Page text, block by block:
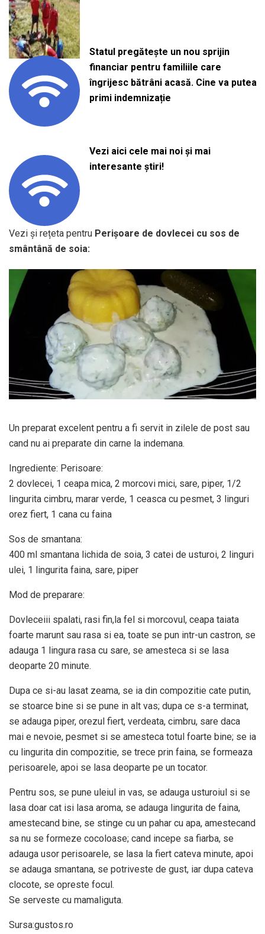
Statul pregătește un nou sprijin
financiar pentru familiile care
îngrijesc bătrâni acasă. Cine va putea
primi indemnizație
Vezi aici cele mai noi și mai
interesante știri!
Vezi și rețeta pentru Perișoare de dovlecei cu sos de
smântână de soia:
Un preparat excelent pentru a fi servit in zilele de post sau
cand nu ai preparate din carne la indemana.
Ingrediente: Perisoare:
2 dovlecei, 1 ceapa mica, 2 morcovi mici, sare, piper, 1/2
lingurita cimbru, marar verde, 1 ceasca cu pesmet, 3 linguri
orez fiert, 1 cana cu faina
Sos de smantana:
400 ml smantana lichida de soia, 3 catei de usturoi, 2 linguri
ulei, 1 lingurita faina, sare, piper
Mod de preparare:
Dovleceiii spalati, rasi fin,la fel si morcovul, ceapa taiata
foarte marunt sau rasa si ea, toate se pun intr-un castron, se
adauga 1 lingura rasa cu sare, se amesteca si se lasa
deoparte 20 minute.
Dupa ce si-au lasat zeama, se ia din compozitie cate putin,
se stoarce bine si se pune in alt vas; dupa ce s-a terminat,
se adauga piper, orezul fiert, verdeata, cimbru, sare daca
mai e nevoie, pesmet si se amesteca totul foarte bine; se ia
cu lingurita din compozitie, se trece prin faina, se formeaza
perisoarele, apoi se lasa deoparte pe un tocator.
Pentru sos, se pune uleiul in vas, se adauga usturoiul si se
lasa doar cat isi lasa aroma, se adauga lingurita de faina,
amestecand bine, se stinge cu un pahar cu apa, amestecand
sa nu se formeze cocoloase; cand incepe sa fiarba, se
adauga usor perisoarele, se lasa la fiert cateva minute, apoi
se adauga smantana, se potriveste de gust, iar dupa cateva
clocote, se opreste focul.
Se serveste cu mamaliguta.
Sursa:gustos.ro